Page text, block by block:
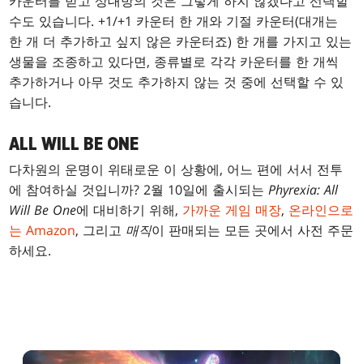
수도 있습니다. +1/+1 카운터 한 개와 기절 카운터(대개는
한 개 더 추가하고 싶지 않은 카운터죠) 한 개를 가지고 있는
생물을 조종하고 있다면, 종류별로 각각 카운터를 한 개씩
추가하거나 아무 것도 추가하지 않는 것 중에 선택할 수 있
습니다.
ALL WILL BE ONE
다차원의 운명이 위태로운 이 상황에, 어느 편에 서서 전투
에 참여하실 것입니까? 2월 10일에 출시되는Phyrexia: All
Will Be One에 대비하기 위해, 가까운 게임 매장, 온라인으로
는 Amazon, 그리고 매직이 판매되는 모든 곳에서 사전 주문
하세요.